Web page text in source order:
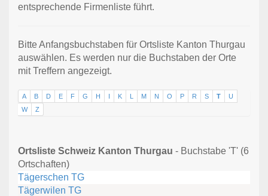
entsprechende Firmenliste führt.
Bitte Anfangsbuchstaben für Ortsliste Kanton Thurgau
auswählen. Es werden nur die Buchstaben der Orte
mit Treffern angezeigt.
A B D E F G H I K L M N O P R S T
U
W
Z
Ortsliste Schweiz Kanton Thurgau - Buchstabe 'T' (6
Ortschaften)
Tägerschen TG
Tägerwilen TG